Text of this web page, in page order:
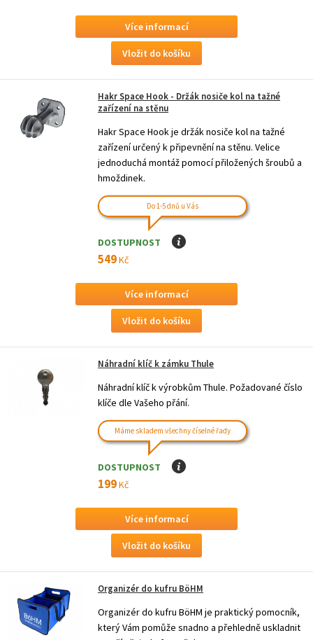
Více informací
Hakr Space Hook - Držák nosiče kol na tažné
zařízení na stěnu
Hakr Space Hook je držák nosiče kol na tažné
zařízení určený k připevnění na stěnu. Velice
jednoduchá montáž pomocí přiložených šroubů a
hmoždinek.
Do 1-5 dnů u Vás
DOSTUPNOST I
549Kč
Více informací
Náhradní klíč k zámku Thule
Náhradní klíč k výrobkům Thule. Požadované číslo
klíče dle Vašeho přání.
Máme skladem všechny číselné řady
DOSTUPNOST I
199Kč
Více informací
Organizér do kufru BöHM
Organizér do kufru BöHM je praktický pomocník,
který Vám pomůže snadno a přehledně uskladnit